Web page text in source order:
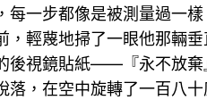
每一步都像是被測量過一
，輕蔑地掃了一眼他那輛
後視鏡貼紙——『永不放棄
落，在空中旋轉了一百八